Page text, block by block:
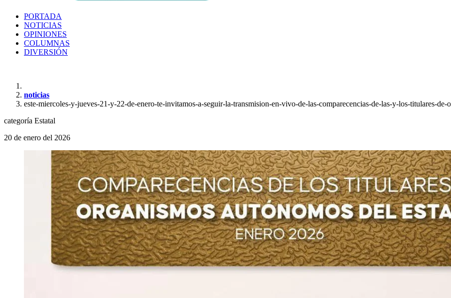
PORTADA
NOTICIAS
OPINIONES
COLUMNAS
DIVERSIÓN
noticias
este-miercoles-y-jueves-21-y-22-de-enero-te-invitamos-a-seguir-la-transmision-en-vivo-de-las-comparecencias-de-las-y-los-titulares-
categoría Estatal
20 de enero del 2026